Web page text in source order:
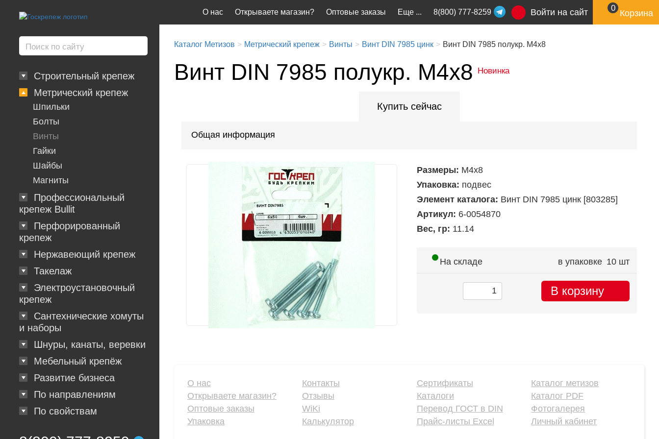
Строительный крепеж
Метрический крепеж
Шпильки
Болты
Винты
Гайки
Шайбы
Магниты
Профессиональный
крепеж Bullit
Перфорированный
крепеж
Нержавеющий крепеж
Такелаж
Электроустановочный
крепеж
Сантехнические хомуты
и наборы
Шнуры, канаты, веревки
Мебельный крепёж
Развитие бизнеса
По направлениям
По свойствам
Еще ...
О нас Открываете магазин? Оптовые заказы 8(800) 777-8259 Войти на сайт 0
Корзина
Каталог Метизов Метрический крепеж Винты Винт DIN 7985 цинк Винт DIN 7985 полукр. М4х8
Винт DIN 7985 полукр. М4х8 Новинка
Купить сейчас
Общая информация
Размеры: М4х8
Упаковка: подвес
Элемент каталога: Винт DIN 7985 цинк [803285]
Артикул: 6-0054870
Вес, гр: 11.14
На складе в упаковке 10 шт
В корзину
О нас
Открываете магазин?
Оптовые заказы
Упаковка
Контакты
Отзывы
WiKi
Калькулятор
Сертификаты
Каталоги
Перевод ГОСТ в DIN
Прайс-листы Excel
Каталог метизов
Каталог PDF
Фотогалерея
Личный кабинет